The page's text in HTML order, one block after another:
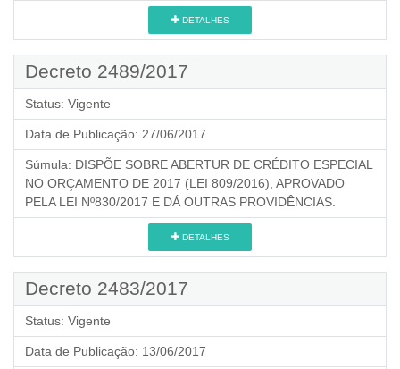
DETALHES
Decreto 2489/2017
Status: Vigente
Data de Publicação: 27/06/2017
Súmula: DISPÕE SOBRE ABERTUR DE CRÉDITO ESPECIAL
NO ORÇAMENTO DE 2017 (LEI 809/2016), APROVADO
PELA LEI Nº830/2017 E DÁ OUTRAS PROVIDÊNCIAS.
DETALHES
Decreto 2483/2017
Status: Vigente
Data de Publicação: 13/06/2017